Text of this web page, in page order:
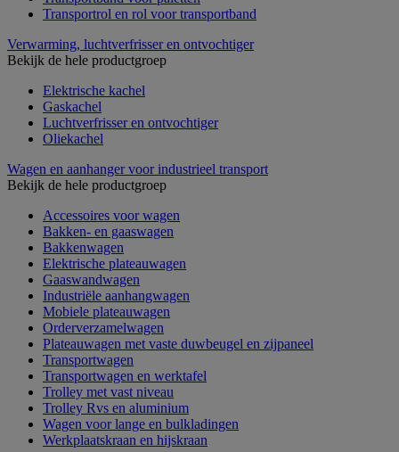
Transportrol en rol voor transportband
Verwarming, luchtverfrisser en ontvochtiger
Bekijk de hele productgroep
Elektrische kachel
Gaskachel
Luchtverfrisser en ontvochtiger
Oliekachel
Wagen en aanhanger voor industrieel transport
Bekijk de hele productgroep
Accessoires voor wagen
Bakken- en gaaswagen
Bakkenwagen
Elektrische plateauwagen
Gaaswandwagen
Industriële aanhangwagen
Mobiele plateauwagen
Orderverzamelwagen
Plateauwagen met vaste duwbeugel en zijpaneel
Transportwagen
Transportwagen en werktafel
Trolley met vast niveau
Trolley Rvs en aluminium
Wagen voor lange en bulkladingen
Werkplaatskraan en hijskraan